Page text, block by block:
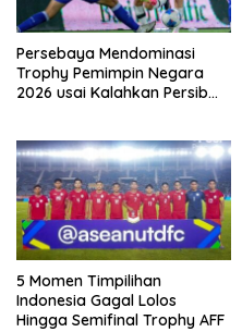
Persebaya Mendominasi
Trophy Pemimpin Negara
2026 usai Kalahkan Persib
5 Momen Timpilihan
Indonesia Gagal Lolos
Hingga Semifinal Trophy AFF